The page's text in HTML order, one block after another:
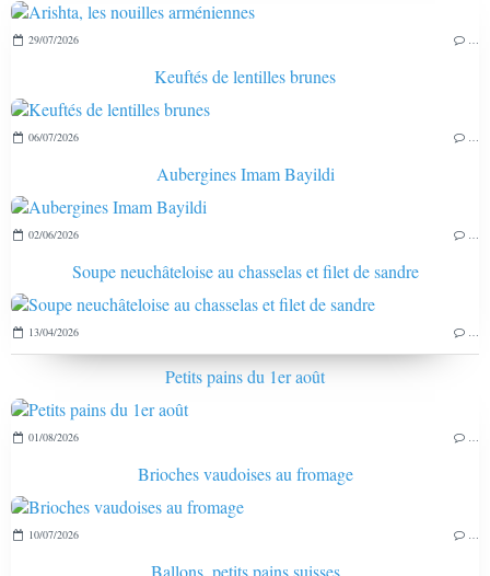
29/07/2026
Keuftés de lentilles brunes
06/07/2026
Aubergines Imam Bayildi
02/06/2026
Soupe neuchâteloise au chasselas et filet de sandre
13/04/2026
Petits pains du 1er août
01/08/2026
Brioches vaudoises au fromage
10/07/2026
Ballons, petits pains suisses